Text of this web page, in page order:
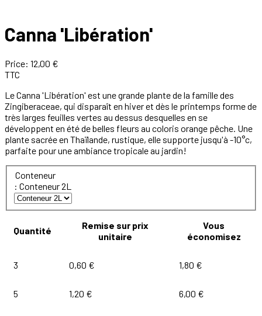
Canna 'Libération'
Price: 12,00 €
TTC
Le Canna 'Libération' est une grande plante de la famille des
Zingiberaceae, qui disparaît en hiver et dès le printemps forme de
très larges feuilles vertes au dessus desquelles en se
développent en été de belles fleurs au coloris orange pêche. Une
plante sacrée en Thaïlande, rustique, elle supporte jusqu'à -10°c,
parfaite pour une ambiance tropicale au jardin!
Conteneur
: Conteneur 2L
Quantité
Remise sur prix
unitaire
Vous
économisez
3 0,60 € 1,80 €
5 1,20 € 6,00 €